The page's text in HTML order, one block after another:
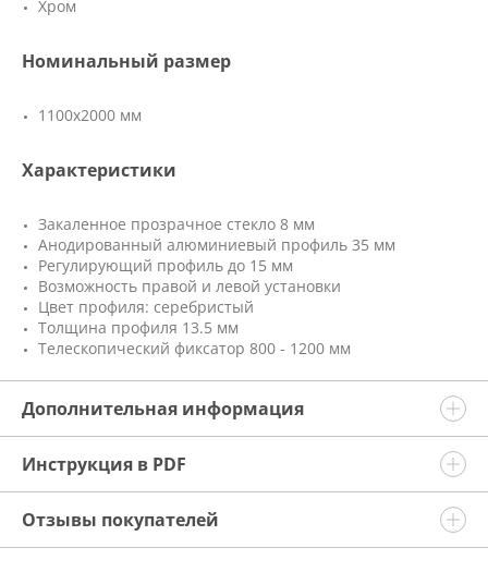
Хром
Номинальный размер
1100x2000 мм
Характеристики
Закаленное прозрачное стекло 8 мм
Анодированный алюминиевый профиль 35 мм
Регулирующий профиль до 15 мм
Возможность правой и левой установки
Цвет профиля: серебристый
Толщина профиля 13.5 мм
Телескопический фиксатор 800 - 1200 мм
Дополнительная информация
Инструкция в PDF
Отзывы покупателей